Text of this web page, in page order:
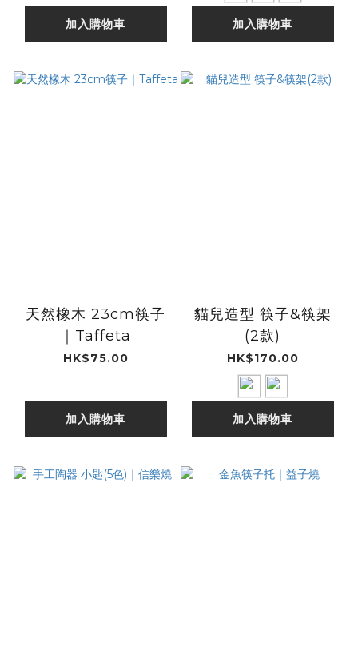
加入購物車 加入購物車
天然橡木 23cm筷子
｜Taffeta
HK$75.00
加入購物車
貓兒造型 筷子&筷架
(2款)
HK$170.00
加入購物車